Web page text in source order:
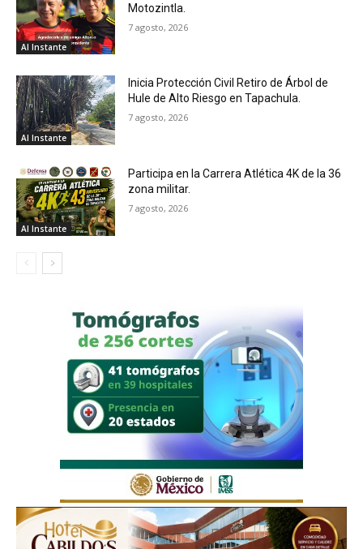
Al Instante
Motozintla.
7 agosto, 2026
Al Instante
Inicia Protección Civil Retiro de Árbol de
Hule de Alto Riesgo en Tapachula.
7 agosto, 2026
Al Instante
Participa en la Carrera Atlética 4K de la 36
zona militar.
7 agosto, 2026